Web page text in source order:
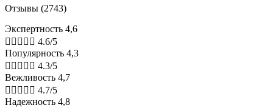
Отзывы (2743)
Экспертность 4,6
     4.6/5
Популярность 4,3
     4.3/5
Вежливость 4,7
     4.7/5
Надежность 4,8